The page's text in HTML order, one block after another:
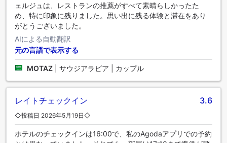
ェルジュは、レストランの推薦がすべて素晴らしかったた
め、特に印象に残りました。思い出に残る体験と滞在をあり
がとうございました。
AIによる自動翻訳
元の言語で表示する
MOTAZ サウジアラビア | カップル
レイトチェックイン 3.6
◇投稿日 2026年5月19日◇
ホテルのチェックインは16:00で、私のAgodaアプリでの予約